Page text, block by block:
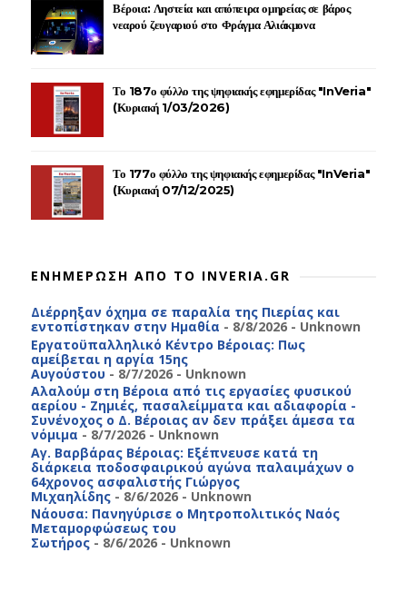
Βέροια: Ληστεία και απόπειρα ομηρείας σε βάρος
νεαρού ζευγαριού στο Φράγμα Αλιάκμονα
Το 187ο φύλλο της ψηφιακής εφημερίδας "InVeria"
(Κυριακή 1/03/2026)
Το 177ο φύλλο της ψηφιακής εφημερίδας "InVeria"
(Κυριακή 07/12/2025)
ΕΝΗΜΕΡΩΣΗ ΑΠΟ ΤΟ INVERIA.GR
Διέρρηξαν όχημα σε παραλία της Πιερίας και
εντοπίστηκαν στην Ημαθία - 8/8/2026- Unknown
Εργατοϋπαλληλικό Κέντρο Βέροιας: Πως
αμείβεται η αργία 15ης
Αυγούστου- 8/7/2026- Unknown
Αλαλούμ στη Βέροια από τις εργασίες φυσικού
αερίου - Ζημιές, πασαλείμματα και αδιαφορία -
Συνένοχος ο Δ. Βέροιας αν δεν πράξει άμεσα τα
νόμιμα - 8/7/2026- Unknown
Αγ. Βαρβάρας Βέροιας: Εξέπνευσε κατά τη
διάρκεια ποδοσφαιρικού αγώνα παλαιμάχων ο
64χρονος ασφαλιστής Γιώργος
Μιχαηλίδης- 8/6/2026- Unknown
Νάουσα: Πανηγύρισε ο Μητροπολιτικός Ναός
Μεταμορφώσεως του
Σωτήρος- 8/6/2026- Unknown